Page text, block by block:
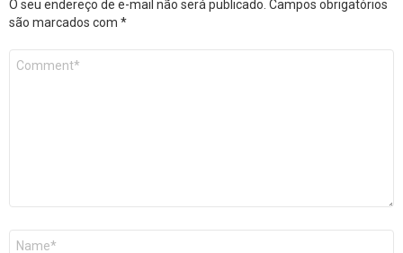
O seu endereço de e-mail não será publicado. Campos obrigatórios
são marcados com *
Comentário
Nome